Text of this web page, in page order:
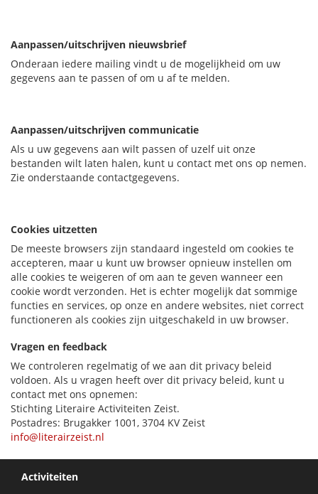
Aanpassen/uitschrijven nieuwsbrief
Onderaan iedere mailing vindt u de mogelijkheid om uw
gegevens aan te passen of om u af te melden.
Aanpassen/uitschrijven communicatie
Als u uw gegevens aan wilt passen of uzelf uit onze
bestanden wilt laten halen, kunt u contact met ons op nemen.
Zie onderstaande contactgegevens.
Cookies uitzetten
De meeste browsers zijn standaard ingesteld om cookies te
accepteren, maar u kunt uw browser opnieuw instellen om
alle cookies te weigeren of om aan te geven wanneer een
cookie wordt verzonden. Het is echter mogelijk dat sommige
functies en services, op onze en andere websites, niet correct
functioneren als cookies zijn uitgeschakeld in uw browser.
Vragen en feedback
We controleren regelmatig of we aan dit privacy beleid
voldoen. Als u vragen heeft over dit privacy beleid, kunt u
contact met ons opnemen:
Stichting Literaire Activiteiten Zeist.
Postadres: Brugakker 1001, 3704 KV Zeist
info@literairzeist.nl
Activiteiten